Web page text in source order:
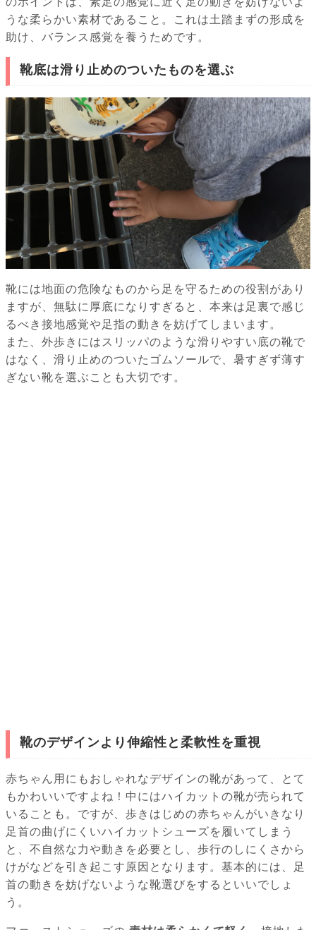
うな柔らかい素材であること。これは土踏まずの形成を
助け、バランス感覚を養うためです。
靴底は滑り止めのついたものを選ぶ
靴には地面の危険なものから足を守るための役割があり
ますが、無駄に厚底になりすぎると、本来は足裏で感じ
るべき接地感覚や足指の動きを妨げてしまいます。
また、外歩きにはスリッパのような滑りやすい底の靴で
はなく、滑り止めのついたゴムソールで、暑すぎず薄す
ぎない靴を選ぶことも大切です。
靴のデザインより伸縮性と柔軟性を重視
赤ちゃん用にもおしゃれなデザインの靴があって、とて
もかわいいですよね！中にはハイカットの靴が売られて
いることも。ですが、歩きはじめの赤ちゃんがいきなり
足首の曲げにくいハイカットシューズを履いてしまう
と、不自然な力や動きを必要とし、歩行のしにくさから
けがなどを引き起こす原因となります。基本的には、足
首の動きを妨げないような靴選びをするといいでしょ
う。